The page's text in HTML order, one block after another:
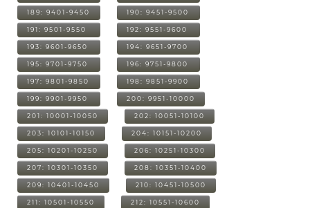
189: 9401-9450 190: 9451-9500
191: 9501-9550 192: 9551-9600
193: 9601-9650 194: 9651-9700
195: 9701-9750 196: 9751-9800
197: 9801-9850 198: 9851-9900
199: 9901-9950 200: 9951-10000
201: 10001-10050 202: 10051-10100
203: 10101-10150 204: 10151-10200
205: 10201-10250 206: 10251-10300
207: 10301-10350 208: 10351-10400
209: 10401-10450 210: 10451-10500
211: 10501-10550 212: 10551-10600